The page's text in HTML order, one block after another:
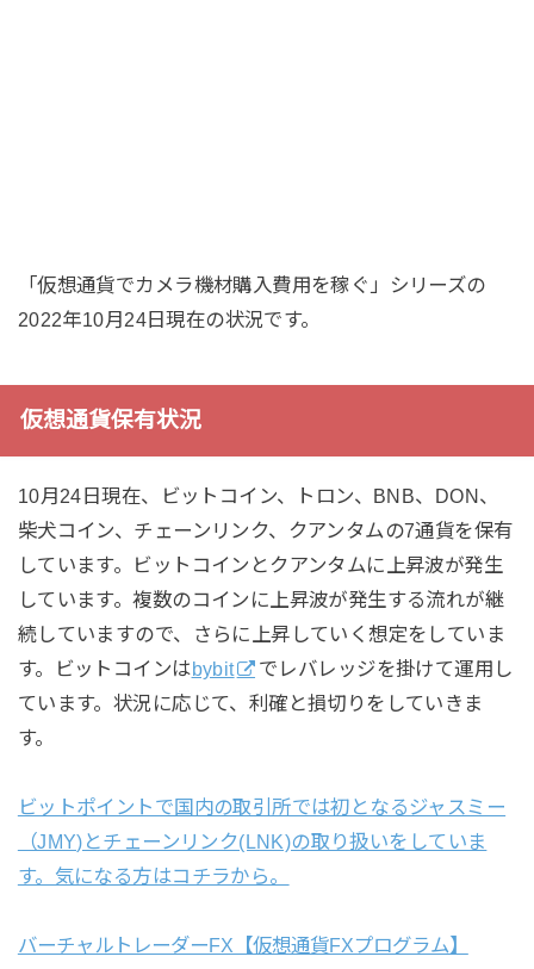
「仮想通貨でカメラ機材購入費用を稼ぐ」シリーズの
2022年10月24日現在の状況です。
仮想通貨保有状況
10月24日現在、ビットコイン、トロン、BNB、DON、
柴犬コイン、チェーンリンク、クアンタムの7通貨を保有
しています。ビットコインとクアンタムに上昇波が発生
しています。複数のコインに上昇波が発生する流れが継
続していますので、さらに上昇していく想定をしていま
す。ビットコインはbybit
でレバレッジを掛けて運用し
ています。状況に応じて、利確と損切りをしていきま
す。
ビットポイントで国内の取引所では初となるジャスミー
（JMY)とチェーンリンク(LNK)の取り扱いをしていま
す。気になる方はコチラから。
バーチャルトレーダーFX【仮想通貨FXプログラム】